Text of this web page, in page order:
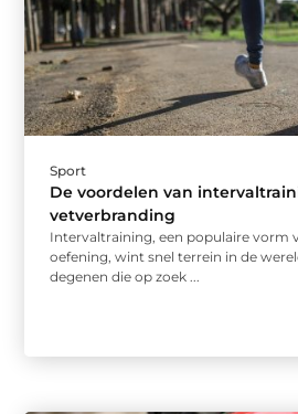
Sport
De voordelen van
vetverbranding
Intervaltraining, een populaire vorm
oefening, wint snel terrein in de
degenen die op zoek ...